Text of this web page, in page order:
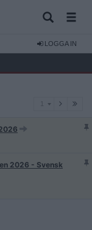
LOGGA IN
2026 - Svensk